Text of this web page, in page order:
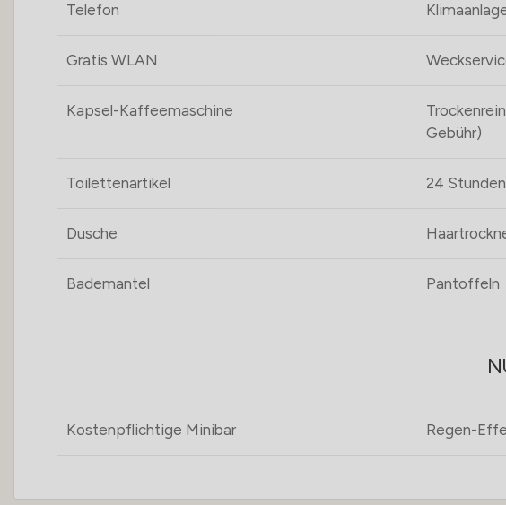
Telefon
Gratis WLAN
Kapsel-Kaffeemaschine
Gebühr)
Toilettenartikel 24
Dusche
Bademantel Pantoffeln
Kostenpflichtige Minibar Regen-